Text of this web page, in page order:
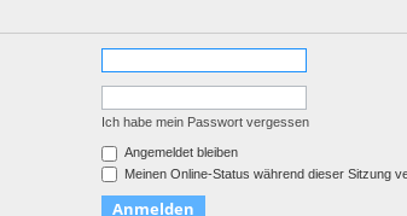
Ich habe mein Passwort vergessen
Angemeldet bleiben
Meinen Online-Status während dieser Sitzung